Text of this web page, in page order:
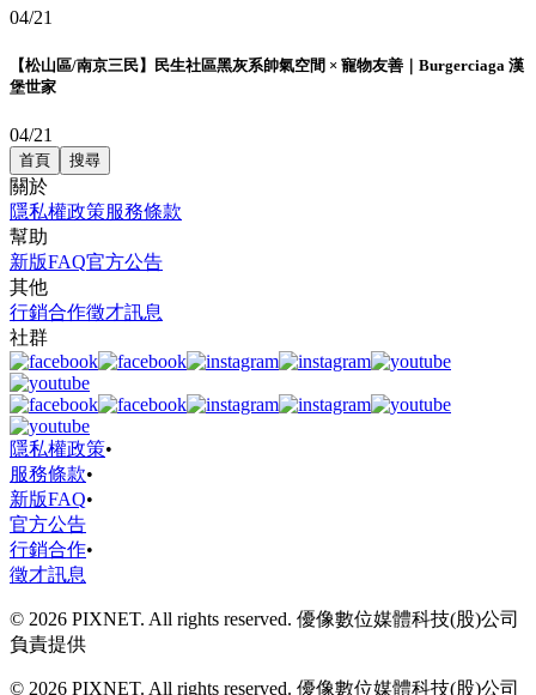
04/21
【松山區/南京三民】民生社區黑灰系帥氣空間 × 寵物友善｜Burgerciaga 漢
堡世家
04/21
首頁 搜尋
關於
隱私權政策服務條款
幫助
新版FAQ官方公告
其他
行銷合作徵才訊息
社群
隱私權政策•
服務條款•
新版FAQ•
官方公告
行銷合作•
徵才訊息
© 2026 PIXNET. All rights reserved. 優像數位媒體科技(股)公司
負責提供
© 2026 PIXNET. All rights reserved. 優像數位媒體科技(股)公司